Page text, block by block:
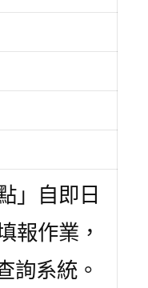
」自即日
報作業，
詢系統。